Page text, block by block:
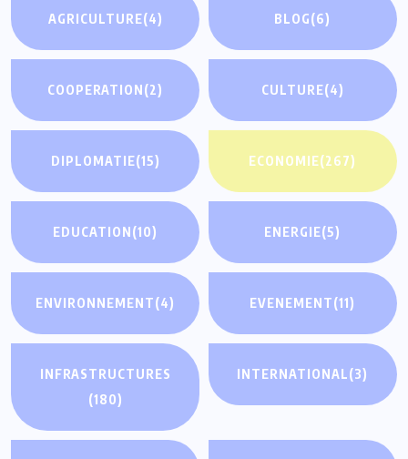
AGRICULTURE(4) BLOG(6)
COOPERATION(2) CULTURE(4)
DIPLOMATIE(15) ECONOMIE(267)
EDUCATION(10) ENERGIE(5)
ENVIRONNEMENT(4) EVENEMENT(11)
INFRASTRUCTURES
(180)
INTERNATIONAL(3)